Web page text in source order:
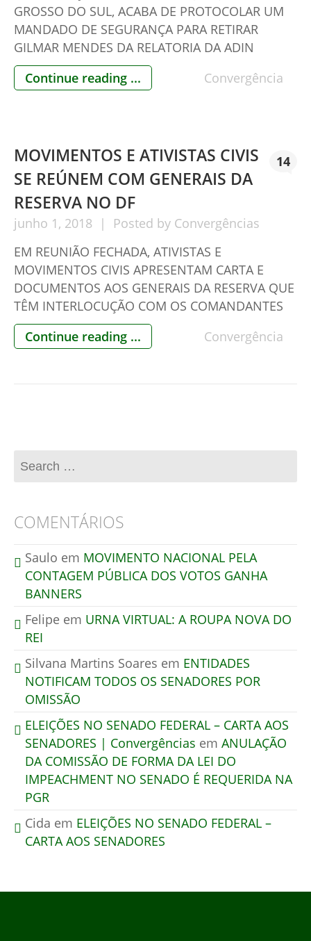
GROSSO DO SUL, ACABA DE PROTOCOLAR UM
MANDADO DE SEGURANÇA PARA RETIRAR
GILMAR MENDES DA RELATORIA DA ADIN
PROPOSTA PELA PGR, PARA ANULAR LEI DO
VOTO IMPRESSO. JULGAMENTO ESTÁ MARCADO
00722658120181000000), demonstrando […]
Continue reading ... Convergência
MOVIMENTOS E ATIVISTAS CIVIS
SE REÚNEM COM GENERAIS DA
RESERVA NO DF
junho 1, 2018 Posted by Convergências
14
EM REUNIÃO FECHADA, ATIVISTAS E
MOVIMENTOS CIVIS APRESENTAM CARTA E
DOCUMENTOS AOS GENERAIS DA RESERVA QUE
TÊM INTERLOCUÇÃO COM OS COMANDANTES
DA ATIVA, PARA QUE AS ELEIÇÕES DE 2018
TENHAM CONTAGEM PÚBLICA DOS VOTOS.
Continue reading ... Convergência
COMENTÁRIOS
Saulo em MOVIMENTO NACIONAL PELA
CONTAGEM PÚBLICA DOS VOTOS GANHA
BANNERS
Felipe em URNA VIRTUAL: A ROUPA NOVA DO
REI
Silvana Martins Soares em ENTIDADES
NOTIFICAM TODOS OS SENADORES POR
OMISSÃO
ELEIÇÕES NO SENADO FEDERAL – CARTA AOS
SENADORES | Convergências em ANULAÇÃO
DA COMISSÃO DE FORMA DA LEI DO
IMPEACHMENT NO SENADO É REQUERIDA NA
PGR
Cida em ELEIÇÕES NO SENADO FEDERAL –
CARTA AOS SENADORES